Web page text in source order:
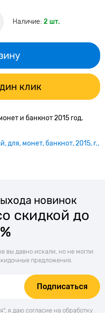
Наличие: 2 шт.
клик
и банкнот 2015 год.
для монет банкнот 2015 г.
новинок
скидкой до
вы давно искали, но не могли
предложения.
Подписаться
я даю согласие на обработку